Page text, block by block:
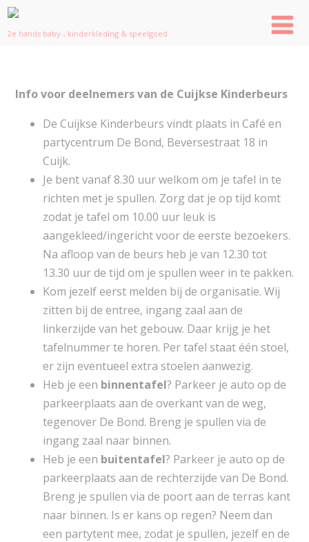
2e hands baby-, kinderkleding & speelgoed
Info voor deelnemers van de Cuijkse Kinderbeurs
De Cuijkse Kinderbeurs vindt plaats in Café en
partycentrum De Bond, Beversestraat 18 in
Cuijk.
Je bent vanaf 8.30 uur welkom om je tafel in te
richten met je spullen. Zorg dat je op tijd komt
zodat je tafel om 10.00 uur leuk is
aangekleed/ingericht voor de eerste bezoekers.
Na afloop van de beurs heb je van 12.30 tot
13.30 uur de tijd om je spullen weer in te pakken.
Kom jezelf eerst melden bij de organisatie. Wij
zitten bij de entree, ingang zaal aan de
linkerzijde van het gebouw. Daar krijg je het
tafelnummer te horen. Per tafel staat één stoel,
er zijn eventueel extra stoelen aanwezig.
Heb je een binnentafel? Parkeer je auto op de
parkeerplaats aan de overkant van de weg,
tegenover De Bond. Breng je spullen via de
ingang zaal naar binnen.
Heb je een buitentafel? Parkeer je auto op de
parkeerplaats aan de rechterzijde van De Bond.
Breng je spullen via de poort aan de terras kant
naar binnen. Is er kans op regen? Neem dan
een partytent mee, zodat je spullen, jezelf en de